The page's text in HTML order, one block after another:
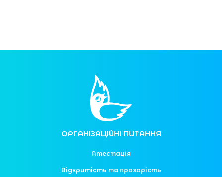
ОРГАНІЗАЦІЙНІ ПИТАННЯ
Атестація
Відкритість та прозорість